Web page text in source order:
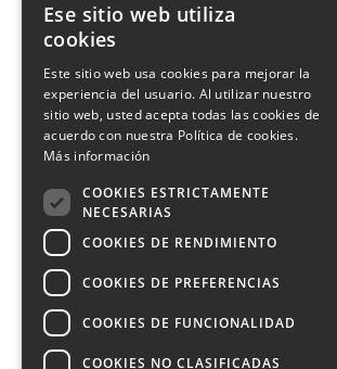
CHIMIVER PANSERI S.p.A.
Via Bergamo, 1401 – 24030 Pontida
Tel. +39 035 795031– Fax +39 035
Condiciones generales de
Codigo etico
FRENCH
SPANISH
Ese sitio web utiliza
cookies
Este sitio web usa cookies para mejorar la
experiencia del usuario. Al utilizar nuestro
sitio web, usted acepta todas las cookies de
acuerdo con nuestra Política de cookies.
Más información
COOKIES ESTRICTAMENTE
NECESARIAS
COOKIES DE RENDIMIENTO
COOKIES DE PREFERENCIAS
COOKIES DE FUNCIONALIDAD
COOKIES NO CLASIFICADAS